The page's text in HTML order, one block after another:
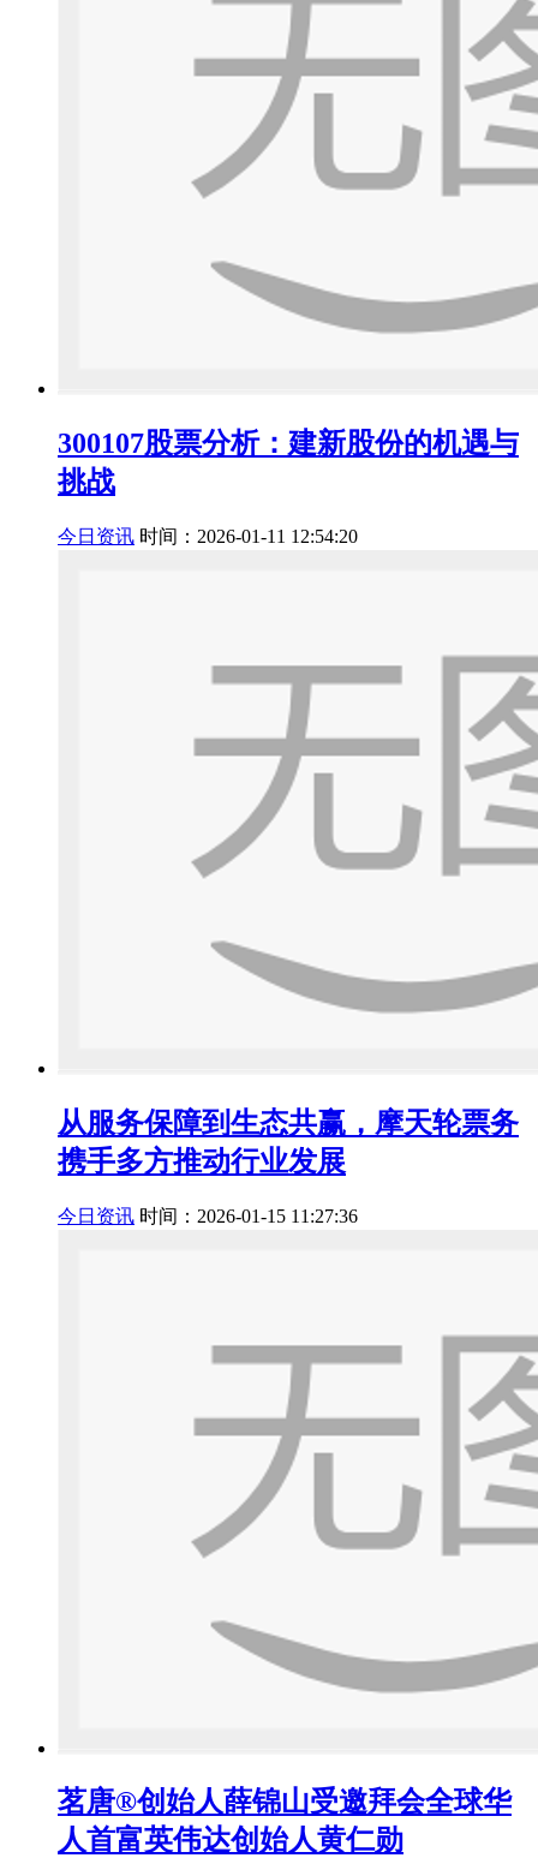
300107股票分析：建新股份的机遇与
挑战
今日资讯 时间：2026-01-11 12:54:20
从服务保障到生态共赢，摩天轮票务
携手多方推动行业发展
今日资讯 时间：2026-01-15 11:27:36
茗唐®创始人薛锦山受邀拜会全球华
人首富英伟达创始人黄仁勋